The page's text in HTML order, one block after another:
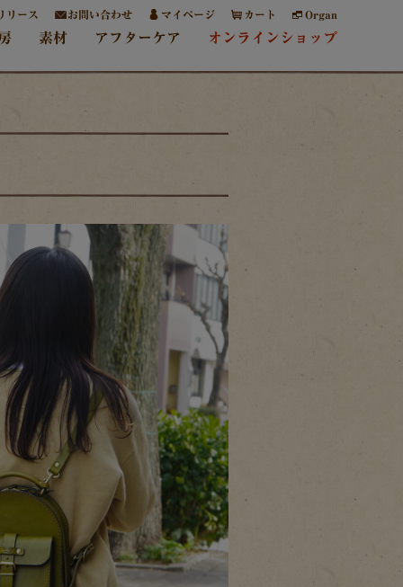
リース お問い合わせ マイページ カート Organ
素材 アフターケア オンラインショップ